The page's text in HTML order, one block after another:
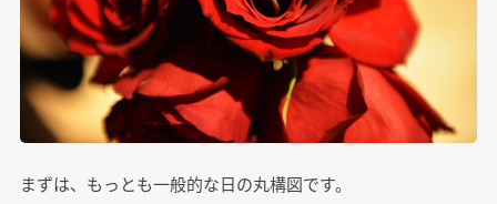
まずは、もっとも一般的な日の丸構図です。